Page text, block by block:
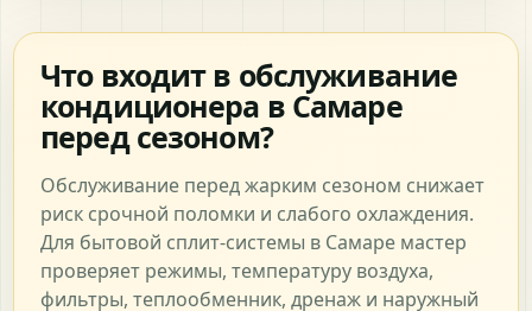
Что входит в обслуживание
кондиционера в Самаре
перед сезоном?
Обслуживание перед жарким сезоном снижает
риск срочной поломки и слабого охлаждения.
Для бытовой сплит-системы в Самаре мастер
проверяет режимы, температуру воздуха,
фильтры, теплообменник, дренаж и наружный